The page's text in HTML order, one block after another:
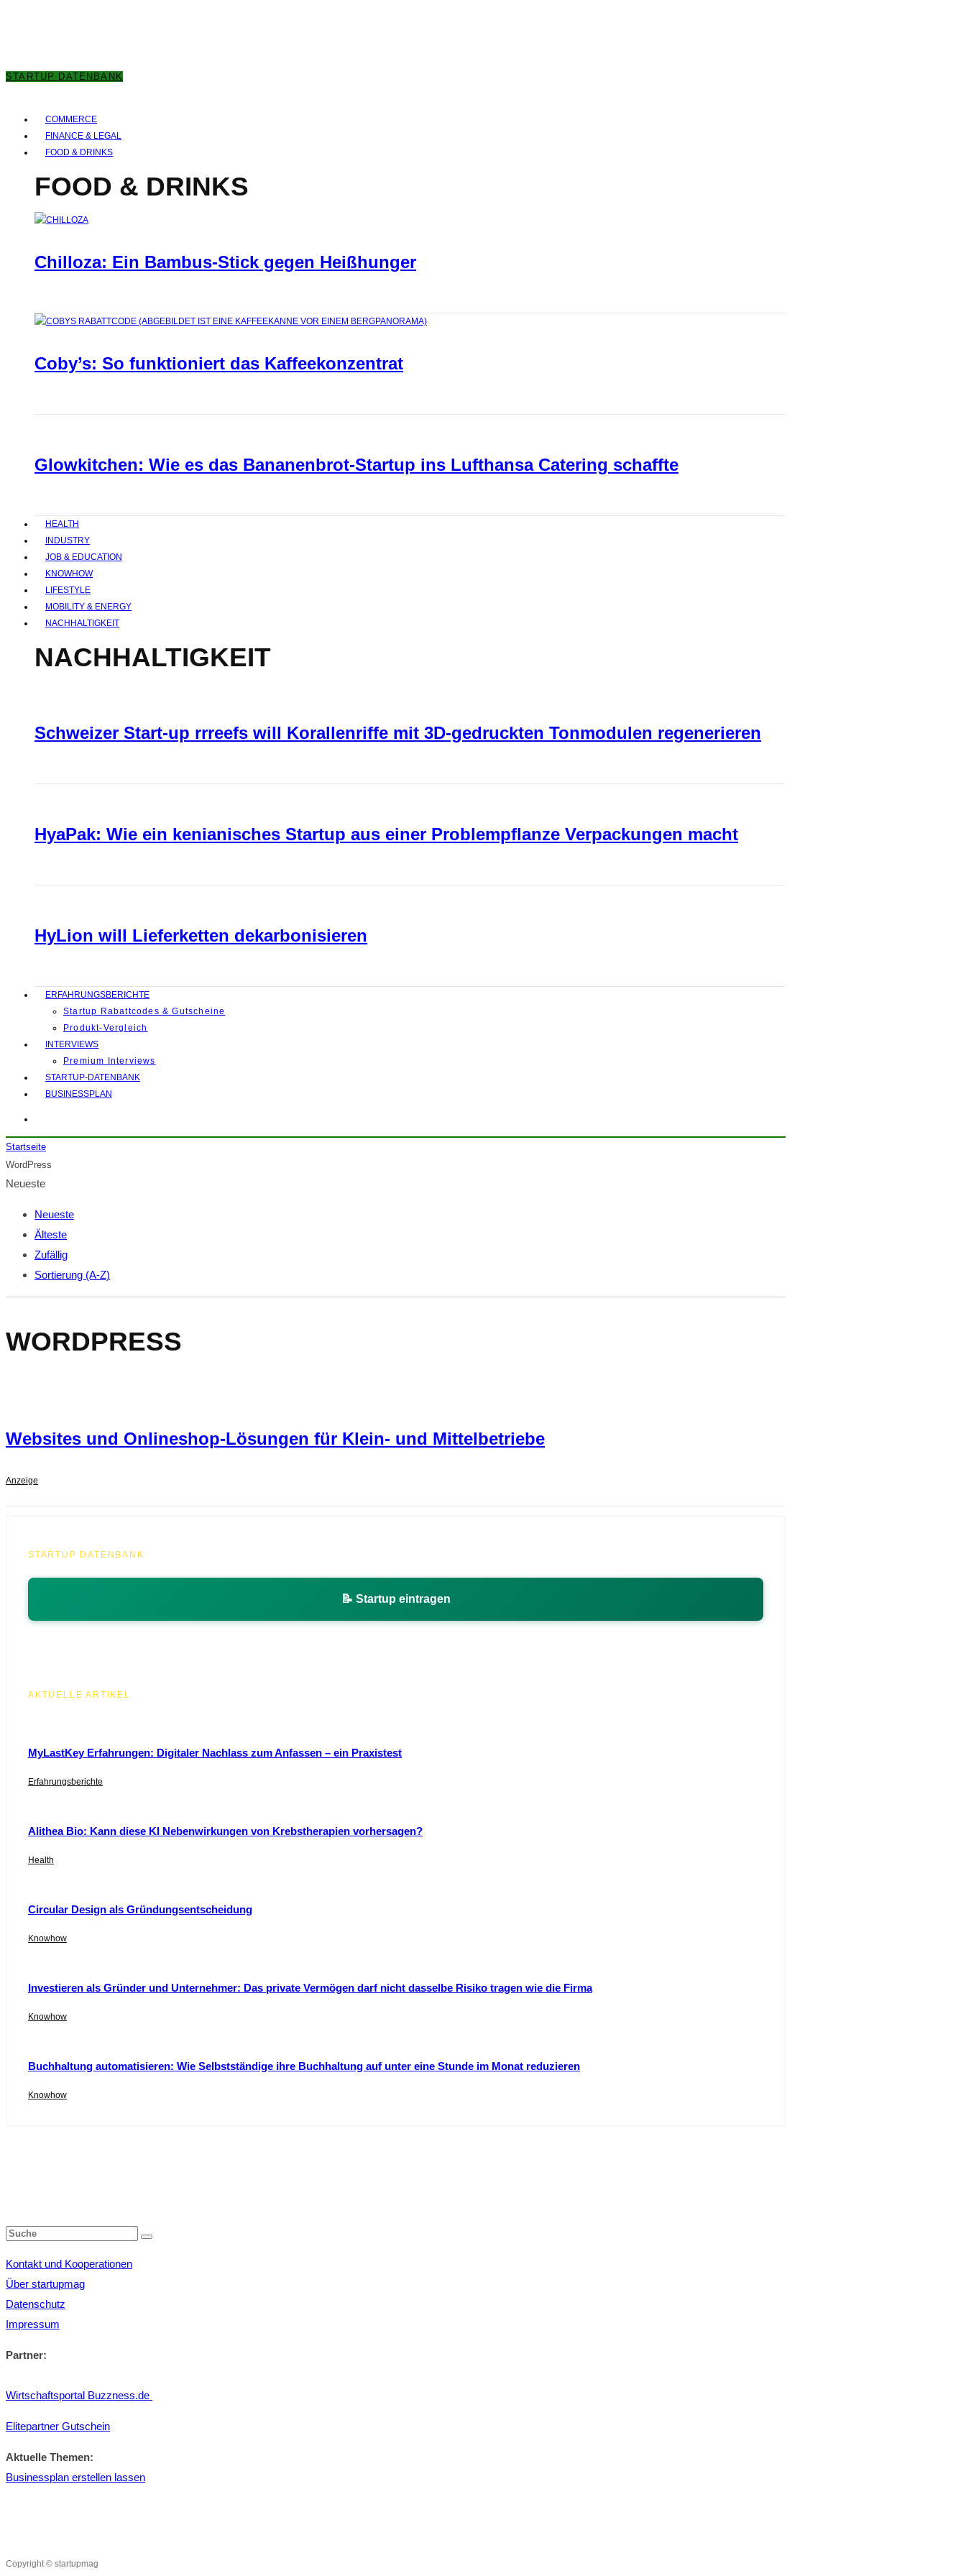
STARTUP DATENBANK
COMMERCE
FINANCE & LEGAL
FOOD & DRINKS
FOOD & DRINKS
Chilloza: Ein Bambus-Stick gegen Heißhunger
Coby’s: So funktioniert das Kaffeekonzentrat
Glowkitchen: Wie es das Bananenbrot-Startup ins Lufthansa Catering schaffte
HEALTH
INDUSTRY
JOB & EDUCATION
KNOWHOW
LIFESTYLE
MOBILITY & ENERGY
NACHHALTIGKEIT
NACHHALTIGKEIT
Schweizer Start-up rrreefs will Korallenriffe mit 3D-gedruckten Tonmodulen regenerieren
HyaPak: Wie ein kenianisches Startup aus einer Problempflanze Verpackungen macht
HyLion will Lieferketten dekarbonisieren
ERFAHRUNGSBERICHTE
Startup Rabattcodes & Gutscheine
Produkt-Vergleich
INTERVIEWS
Premium Interviews
STARTUP-DATENBANK
BUSINESSPLAN
Startseite
WordPress
Neueste
Neueste
Älteste
Zufällig
Sortierung (A-Z)
WORDPRESS
Websites und Onlineshop-Lösungen für Klein- und Mittelbetriebe
Anzeige
STARTUP DATENBANK
📝 Startup eintragen
AKTUELLE ARTIKEL
MyLastKey Erfahrungen: Digitaler Nachlass zum Anfassen – ein Praxistest
Erfahrungsberichte
Alithea Bio: Kann diese KI Nebenwirkungen von Krebstherapien vorhersagen?
Health
Circular Design als Gründungsentscheidung
Knowhow
Investieren als Gründer und Unternehmer: Das private Vermögen darf nicht dasselbe Risiko tragen wie die Firma
Knowhow
Buchhaltung automatisieren: Wie Selbstständige ihre Buchhaltung auf unter eine Stunde im Monat reduzieren
Knowhow
Kontakt und Kooperationen
Über startupmag
Datenschutz
Impressum
Partner:
Wirtschaftsportal Buzzness.de
Elitepartner Gutschein
Aktuelle Themen:
Businessplan erstellen lassen
Copyright © startupmag